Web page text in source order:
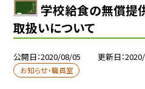
学校給食の無償提
取扱いについて
公開日 2020/08/05 更新日
お知らせ・職員室